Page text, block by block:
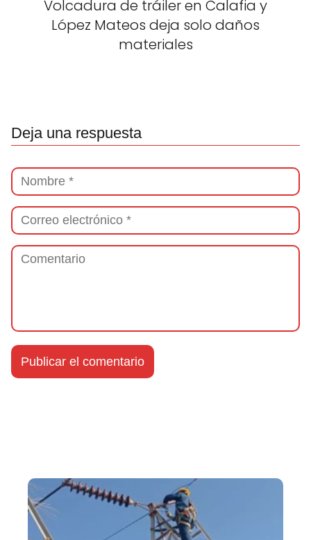
Volcadura de tráiler en Calafia y
López Mateos deja solo daños
materiales
Deja una respuesta